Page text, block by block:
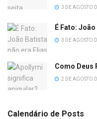
3 DE AGOSTO
É Fato:
3 DE AGOSTO
Como Deus
2 DE AGOSTO
Calendário de Posts